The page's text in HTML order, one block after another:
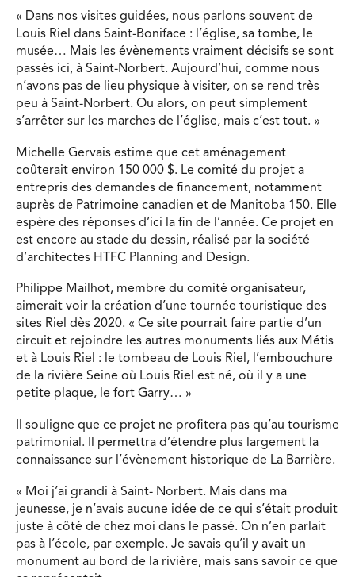
« Dans nos visites guidées, nous parlons souvent de
Louis Riel dans Saint-Boniface : l’église, sa tombe, le
musée… Mais les évènements vraiment décisifs se sont
passés ici, à Saint-Norbert. Aujourd’hui, comme nous
n’avons pas de lieu physique à visiter, on se rend très
peu à Saint-Norbert. Ou alors, on peut simplement
s’arrêter sur les marches de l’église, mais c’est tout. »
Michelle Gervais estime que cet aménagement
coûterait environ 150 000 $. Le comité du projet a
entrepris des demandes de financement, notamment
auprès de Patrimoine canadien et de Manitoba 150. Elle
espère des réponses d’ici la fin de l’année. Ce projet en
est encore au stade du dessin, réalisé par la société
d’architectes HTFC Planning and Design.
Philippe Mailhot, membre du comité organisateur,
aimerait voir la création d’une tournée touristique des
sites Riel dès 2020. « Ce site pourrait faire partie d’un
circuit et rejoindre les autres monuments liés aux Métis
et à Louis Riel : le tombeau de Louis Riel, l’embouchure
de la rivière Seine où Louis Riel est né, où il y a une
petite plaque, le fort Garry… »
Il souligne que ce projet ne profitera pas qu’au tourisme
patrimonial. Il permettra d’étendre plus largement la
connaissance sur l’évènement historique de La Barrière.
« Moi j’ai grandi à Saint- Norbert. Mais dans ma
jeunesse, je n’avais aucune idée de ce qui s’était produit
juste à côté de chez moi dans le passé. On n’en parlait
pas à l’école, par exemple. Je savais qu’il y avait un
monument au bord de la rivière, mais sans savoir ce que